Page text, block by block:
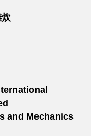
and Mechanics